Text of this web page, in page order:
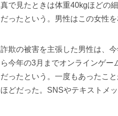
真で見たときは体重40kgほどの
だったという。男性はこの女性を
詐欺の被害を主張した男性は、
ら今年の3月までオンラインゲ
だったという。一度もあったこ
ほどだった。SNSやテキストメ